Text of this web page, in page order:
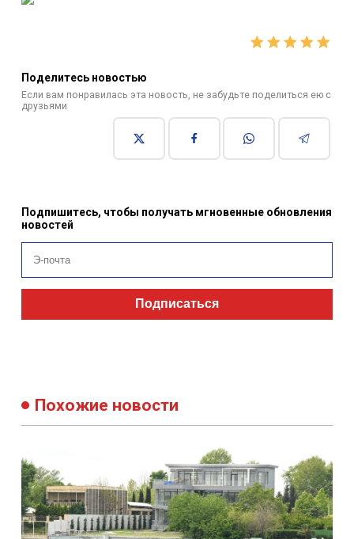
Поделитесь новостью
Если вам понравилась эта новость, не забудьте поделиться ею с
друзьями
Подпишитесь, чтобы получать мгновенные обновления
новостей
Подписаться
Похожие новости